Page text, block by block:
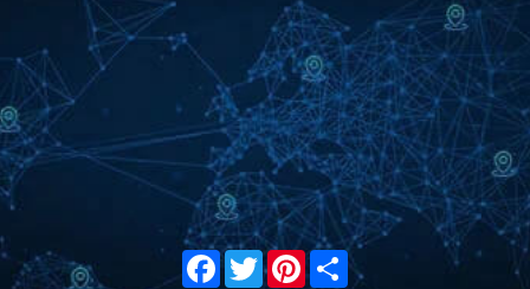
Facebook
TwitterPinterest
Share